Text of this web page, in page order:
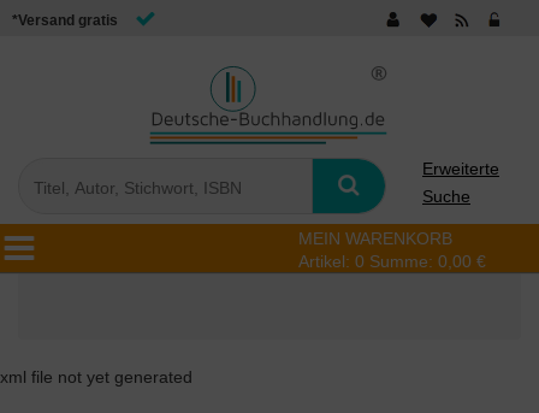
*Versand gratis
Erweiterte
Suche
MEIN WARENKORB
Artikel: 0 Summe: 0,00 €
xml file not yet generated